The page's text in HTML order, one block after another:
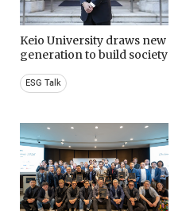
Keio University draws new
generation to build society
ESG Talk